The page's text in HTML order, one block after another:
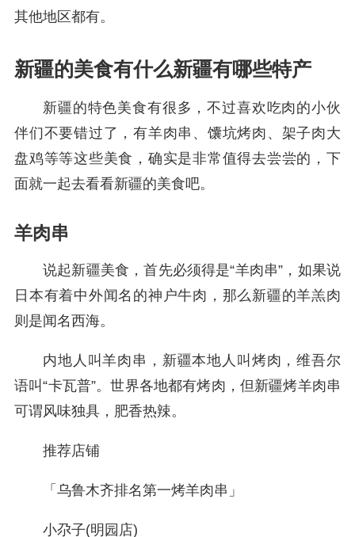
其他地区都有。
新疆的美食有什么新疆有哪些特产
新疆的特色美食有很多，不过喜欢吃肉的小伙
伴们不要错过了，有羊肉串、馕坑烤肉、架子肉大
盘鸡等等这些美食，确实是非常值得去尝尝的，下
面就一起去看看新疆的美食吧。
羊肉串
说起新疆美食，首先必须得是“羊肉串”，如果说
日本有着中外闻名的神户牛肉，那么新疆的羊羔肉
则是闻名西海。
内地人叫羊肉串，新疆本地人叫烤肉，维吾尔
语叫“卡瓦普”。世界各地都有烤肉，但新疆烤羊肉串
可谓风味独具，肥香热辣。
推荐店铺
「乌鲁木齐排名第一烤羊肉串」
小尕子(明园店)